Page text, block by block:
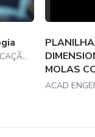
ACAD ENGENHARIA EDUCAÇÃO PROFISSIONAL
MOLAS
AXIAL